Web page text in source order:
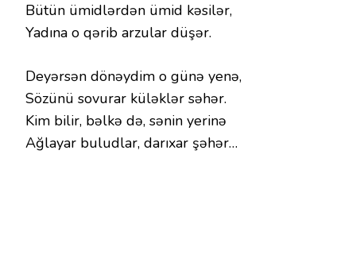
Bütün ümidlərdən ümid kəsilər,
Yadına o qərib arzular düşər.
Deyərsən dönəydim o günə yenə,
Sözünü sovurar küləklər səhər.
Kim bilir, bəlkə də, sənin yerinə
Ağlayar buludlar, darıxar şəhər…